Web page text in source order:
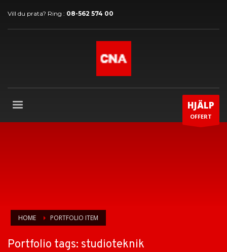
Vill du prata? Ring : 08-562 574 00
HJÄLP
OFFERT
HOME PORTFOLIO ITEM
Portfolio tags: studioteknik